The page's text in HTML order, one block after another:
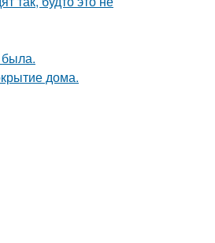
была.
дома.